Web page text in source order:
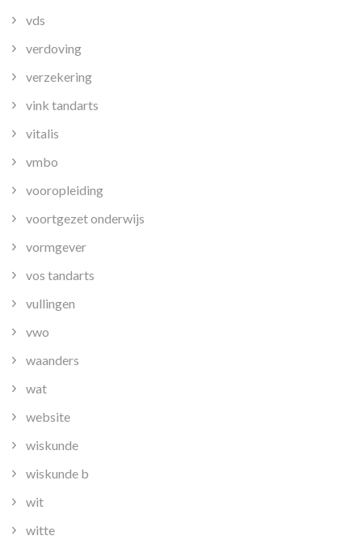
vds
verdoving
verzekering
vink tandarts
vitalis
vmbo
vooropleiding
voortgezet onderwijs
vormgever
vos tandarts
vullingen
vwo
waanders
wat
website
wiskunde
wiskunde b
wit
witte